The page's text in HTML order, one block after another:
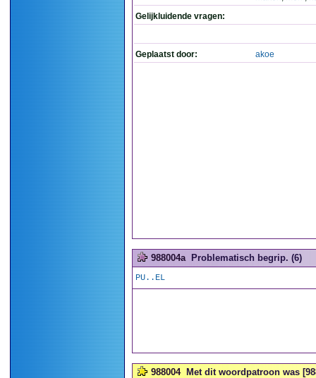
Gelijkluidende vragen:
Geplaatst door: akoe
988004a Problematisch begrip. (6)
PU..EL
988004 Met dit woordpatroon was